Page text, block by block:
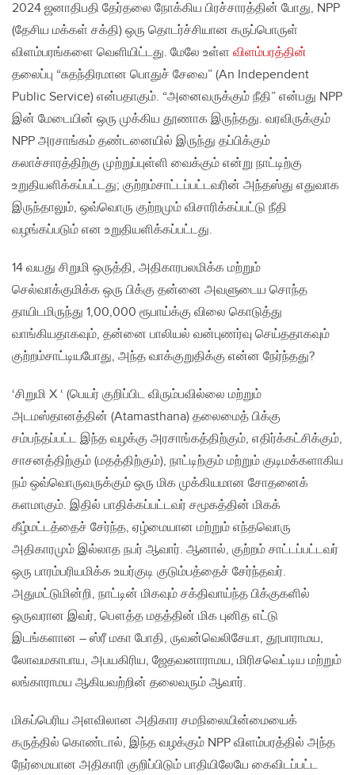
2024 ஜனாதிபதி தேர்தலை நோக்கிய பிரச்சாரத்தின் போது, NPP
(தேசிய மக்கள் சக்தி) ஒரு தொடர்ச்சியான கருப்பொருள்
விளம்பரங்களை வெளியிட்டது. மேலே உள்ள விளம்பரத்தின்
தலைப்பு “சுதந்திரமான பொதுச் சேவை” (An Independent
Public Service) என்பதாகும். “அனைவருக்கும் நீதி” என்பது NPP
இன் மேடையின் ஒரு முக்கிய தூணாக இருந்தது. வரவிருக்கும்
NPP அரசாங்கம் தண்டனையில் இருந்து தப்பிக்கும்
கலாச்சாரத்திற்கு முற்றுப்புள்ளி வைக்கும் என்று நாட்டிற்கு
உறுதியளிக்கப்பட்டது; குற்றம்சாட்டப்பட்டவரின் அந்தஸ்து எதுவாக
இருந்தாலும், ஒவ்வொரு குற்றமும் விசாரிக்கப்பட்டு நீதி
வழங்கப்படும் என உறுதியளிக்கப்பட்டது.
14 வயது சிறுமி ஒருத்தி, அதிகாரபலமிக்க மற்றும்
செல்வாக்குமிக்க ஒரு பிக்கு தன்னை அவளுடைய சொந்த
தாயிடமிருந்து 1,00,000 ரூபாய்க்கு விலை கொடுத்து
வாங்கியதாகவும், தன்னை பாலியல் வன்புணர்வு செய்ததாகவும்
குற்றம்சாட்டியபோது, அந்த வாக்குறுதிக்கு என்ன நேர்ந்தது?
‘சிறுமி X ‘ (பெயர் குறிப்பிட விரும்பவில்லை​ மற்றும்
அடமஸ்தானத்தின் (Atamasthana) தலைமைத் பிக்கு
சம்பந்தப்பட்ட இந்த வழக்கு அரசாங்கத்திற்கும், எதிர்க்கட்சிக்கும்,
சாசனத்திற்கும் (மதத்திற்கும்), நாட்டிற்கும் மற்றும் குடிமக்களாகிய
நம் ஒவ்வொருவருக்கும் ஒரு மிக முக்கியமான சோதனைக்
களமாகும். இதில் பாதிக்கப்பட்டவர் சமூகத்தின் மிகக்
கீழ்மட்டத்தைச் சேர்ந்த, ஏழ்மையான மற்றும் எந்தவொரு
அதிகாரமும் இல்லாத நபர் ஆவார். ஆனால், குற்றம் சாட்டப்பட்டவர்
ஒரு பாரம்பரியமிக்க உயர்குடி குடும்பத்தைச் சேர்ந்தவர்.
அதுமட்டுமின்றி, நாட்டின் மிகவும் சக்திவாய்ந்த பிக்குகளில்
ஒருவரான இவர், பௌத்த மதத்தின் மிக புனித எட்டு
இடங்களான – ஸ்ரீ மகா போதி, ருவன்வெலிசேயா, தூபாராமய,
லோவமகாபாய, அபயகிரிய, ஜேதவனாராமய, மிரிசவெட்டிய மற்றும்
லங்காராமய ஆகியவற்றின் தலைவரும் ஆவார்.
மிகப்பெரிய அளவிலான அதிகார சமநிலையின்மையைக்
கருத்தில் கொண்டால், இந்த வழக்கும் NPP விளம்பரத்தில் அந்த
நேர்மையான அதிகாரி குறிப்பிடும் பாதியிலேயே கைவிடப்பட்ட